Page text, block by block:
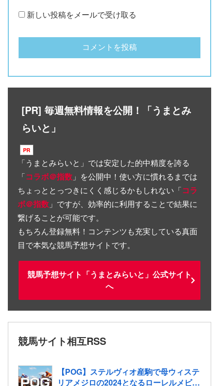
新しい投稿をメールで受け取る
[PR] 毎週無料情報を公開！「うまとみ
らいと」
「うまとみらいと 」では安定した的中精度を誇る
「コラボ＠指数 」を公開中！使い方に慣れるまでは
ちょっととっつきにくく感じるかもしれない「コラ
ボ＠指数 」ですが、効率的に利用することで結果に
繋げることが可能です。
もちろん登録無料！コンテンツも充実している真面
目で本気な競馬予想サイトです。
競馬予想サイト「うまとみらいと」公式サイト
へ
競馬サイト相互RSS
【POG】ステルヴィオ産駒で母ウィステ
リアメジロの2024となるローレルメビウ